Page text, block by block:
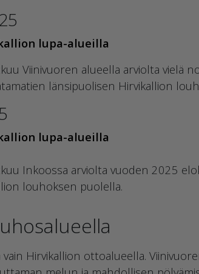
lupa-alueilla
Viinivuoren alueella arviolta vielä
länsipuolisen Hirvikallion
lupa-alueilla
Inkoossa arviolta vuoden 2025
louhoksen puolella.
Hirvikallion ottoalueella.